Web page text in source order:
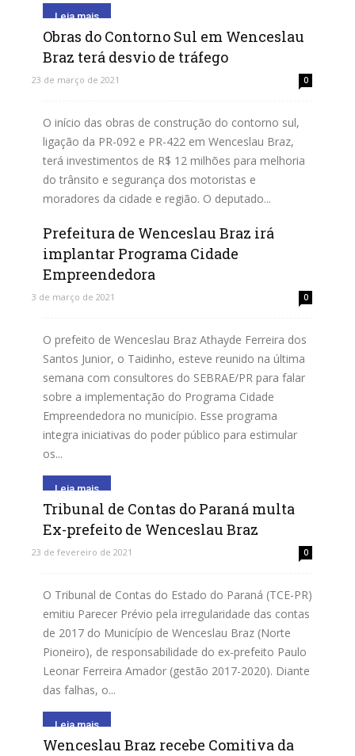
Leia mais
Obras do Contorno Sul em Wenceslau
Braz terá desvio de tráfego
23 de março de 2021 0
O início das obras de construção do contorno sul,
ligação da PR-092 e PR-422 em Wenceslau Braz,
terá investimentos de R$ 12 milhões para melhoria
do trânsito e segurança dos motoristas e
moradores da cidade e região. O deputado...
Leia mais
Prefeitura de Wenceslau Braz irá
implantar Programa Cidade
Empreendedora
3 de março de 2021 0
O prefeito de Wenceslau Braz Athayde Ferreira dos
Santos Junior, o Taidinho, esteve reunido na última
semana com consultores do SEBRAE/PR para falar
sobre a implementação do Programa Cidade
Empreendedora no município. Esse programa
integra iniciativas do poder público para estimular
os...
Leia mais
Tribunal de Contas do Paraná multa
Ex-prefeito de Wenceslau Braz
23 de fevereiro de 2021 0
O Tribunal de Contas do Estado do Paraná (TCE-PR)
emitiu Parecer Prévio pela irregularidade das contas
de 2017 do Município de Wenceslau Braz (Norte
Pioneiro), de responsabilidade do ex-prefeito Paulo
Leonar Ferreira Amador (gestão 2017-2020). Diante
das falhas, o...
Leia mais
Wenceslau Braz recebe Comitiva da